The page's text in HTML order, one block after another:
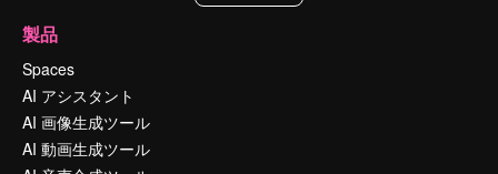
製品
Spaces
AI アシスタント
AI 画像生成ツール
AI 動画生成ツール